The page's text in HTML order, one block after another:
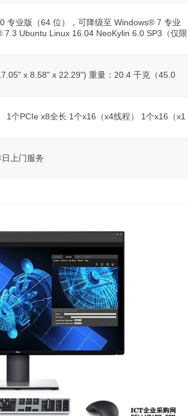
专业版（64 位），可降级至 Windows® 7 专业
Ubuntu Linux 16.04 NeoKylin 6.0 SP3（仅限
x 8.58" x 22.29") 重量：20.4 千克（45.0
1个PCIe x8全长 1个x16（x4线程） 1个x16（x1
上门服务